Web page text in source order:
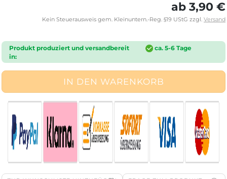
ab 3,90 €
Kein Steuerausweis gem. Kleinuntern.-Reg. §19 UStG zzgl. Versand
Produkt produziert und versandbereit
in:
ca. 5-6 Tage